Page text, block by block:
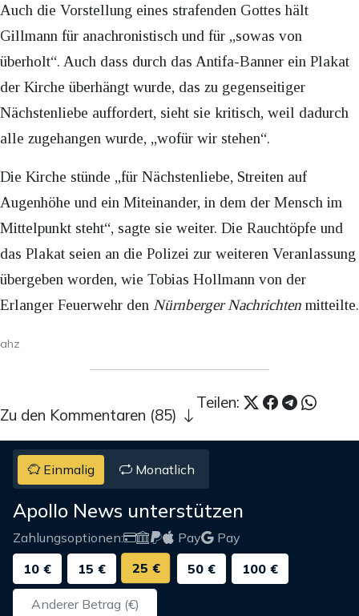
Auch die Vorstellung eines strafenden Gottes hält
Gillmann für anachronistisch und für „sowas von
überholt“. Auch dass durch das Antifa-Banner ein Plakat
der Kirche überhängt wurde, das zu gegenseitiger
Nächstenliebe auffordert, sieht sie kritisch, weil dadurch
alle zugehangen wurde, „wofür wir stehen“.
Die Kirche stünde „für Nächstenliebe, Streiten auf
Augenhöhe und ein Miteinander, in dem der Mensch im
Mittelpunkt steht“, sagte sie weiter. Die Rauchtöpfe und
das Plakat seien an die Polizei zur weiteren Veranlassung
übergeben worden, wie Tobias Hollmann von der
Erlanger Feuerwehr den Nürnberger Nachrichten mitteilte.
ahz
Teilen:
Zu den Kommentaren (85)
Einmalig Monatlich
Apollo News unterstützen
Zahlungsoptionen: Pay
Pay
10 €
15 € 25 € 50 € 100 €